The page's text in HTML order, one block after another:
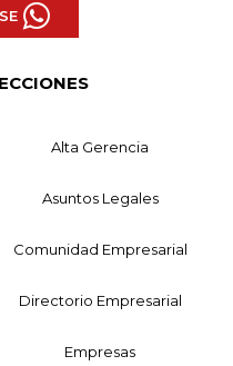
Alta Gerencia
Asuntos Legales
Comunidad Empresarial
Directorio Empresarial
Empresas